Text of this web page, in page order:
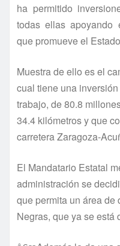
ha permitido
todas ellas apoyando
que promueve el
Muestra de ello es el
cual tiene una
trabajo, de 80.8
34.4 kilómetros y que
carretera Zaragoza-
El Mandatario Estatal
administración se
que permita un área
Negras, que ya se está